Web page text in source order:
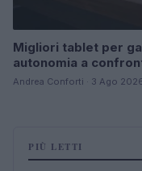
Migliori tablet per
autonomia a
Andrea Conforti · 3 Ago
PIÙ LETTI